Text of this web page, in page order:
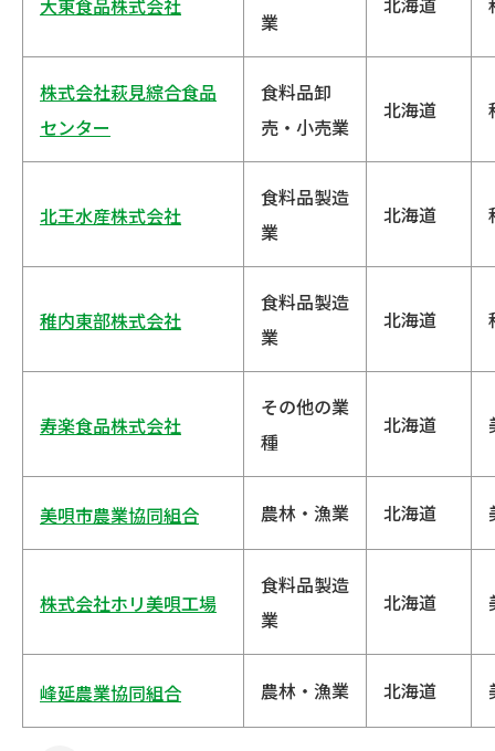
業
株式会社萩見綜合食品
センター
食料品卸
売・小売業
北海道
北王水産株式会社
食料品製造
業
北海道
稚内東部株式会社
食料品製造
業
北海道
寿楽食品株式会社
その他の業
種
北海道
美唄市農業協同組合 農林・漁業 北海道
株式会社ホリ美唄工場
食料品製造
業
北海道
峰延農業協同組合 農林・漁業 北海道